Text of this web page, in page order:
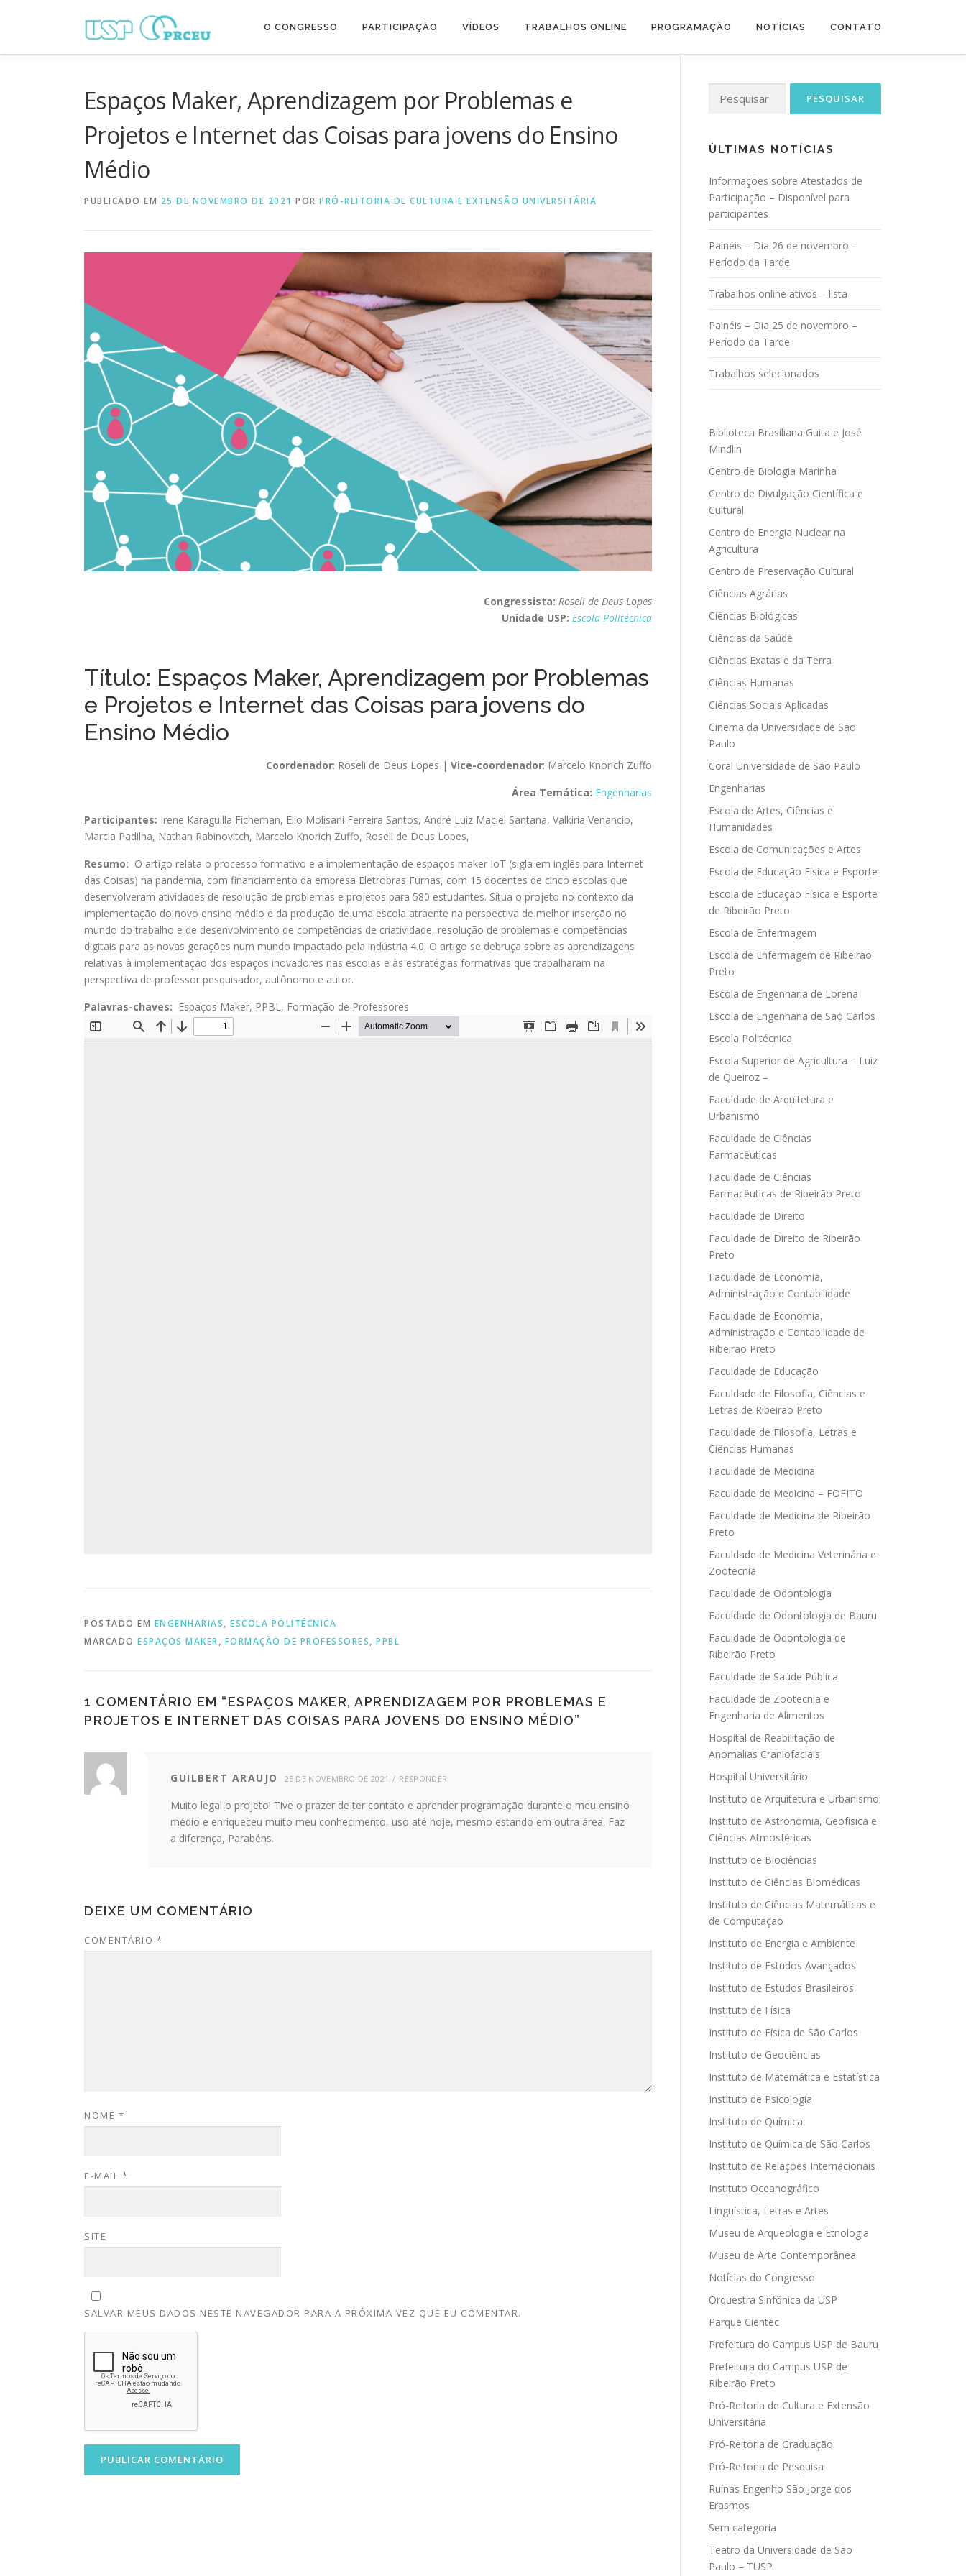
conteúdo
O CONGRESSO PARTICIPAÇÃO VÍDEOS TRABALHOS ONLINE PROGRAMAÇÃO NOTÍCIAS CONTATO
Espaços Maker, Aprendizagem por Problemas e
Projetos e Internet das Coisas para jovens do Ensino
Médio
PUBLICADO EM 25 DE NOVEMBRO DE 2021 POR PRÓ-REITORIA DE CULTURA E EXTENSÃO UNIVERSITÁRIA
Congressista: Roseli de Deus Lopes
Unidade USP: Escola Politécnica
Título: Espaços Maker, Aprendizagem por Problemas
e Projetos e Internet das Coisas para jovens do
Ensino Médio
Coordenador: Roseli de Deus Lopes | Vice-coordenador: Marcelo Knorich Zuffo
Área Temática: Engenharias
Participantes: Irene Karaguilla Ficheman, Elio Molisani Ferreira Santos, André Luiz Maciel Santana, Valkiria Venancio,
Marcia Padilha, Nathan Rabinovitch, Marcelo Knorich Zuffo, Roseli de Deus Lopes,
Resumo: O artigo relata o processo formativo e a implementação de espaços maker IoT (sigla em inglês para Internet
das Coisas) na pandemia, com financiamento da empresa Eletrobras Furnas, com 15 docentes de cinco escolas que
desenvolveram atividades de resolução de problemas e projetos para 580 estudantes. Situa o projeto no contexto da
implementação do novo ensino médio e da produção de uma escola atraente na perspectiva de melhor inserção no
mundo do trabalho e de desenvolvimento de competẽncias de criatividade, resolução de problemas e competências
digitais para as novas gerações num mundo impactado pela indústria 4.0. O artigo se debruça sobre as aprendizagens
relativas à implementação dos espaços inovadores nas escolas e às estratégias formativas que trabalharam na
perspectiva de professor pesquisador, autônomo e autor.
Palavras-chaves: Espaços Maker, PPBL, Formação de Professores
POSTADO EM ENGENHARIAS, ESCOLA POLITÉCNICA
MARCADO ESPAÇOS MAKER, FORMAÇÃO DE PROFESSORES, PPBL
1 COMENTÁRIO EM “ESPAÇOS MAKER, APRENDIZAGEM POR PROBLEMAS E
PROJETOS E INTERNET DAS COISAS PARA JOVENS DO ENSINO MÉDIO”
GUILBERT ARAUJO 25 DE NOVEMBRO DE 2021 RESPONDER
Muito legal o projeto! Tive o prazer de ter contato e aprender programação durante o meu ensino
médio e enriqueceu muito meu conhecimento, uso até hoje, mesmo estando em outra área. Faz
a diferença, Parabéns.
DEIXE UM COMENTÁRIO
COMENTÁRIO *
NOME *
E-MAIL *
SITE
SALVAR MEUS DADOS NESTE NAVEGADOR PARA A PRÓXIMA VEZ QUE EU COMENTAR.
por:
ÙLTIMAS NOTÍCIAS
Informações sobre Atestados de
Participação – Disponível para
participantes
Painéis – Dia 26 de novembro –
Período da Tarde
Trabalhos online ativos – lista
Painéis – Dia 25 de novembro –
Período da Tarde
Trabalhos selecionados
Biblioteca Brasiliana Guita e José
Mindlin
Centro de Biologia Marinha
Centro de Divulgação Científica e
Cultural
Centro de Energia Nuclear na
Agricultura
Centro de Preservação Cultural
Ciências Agrárias
Ciências Biológicas
Ciências da Saúde
Ciências Exatas e da Terra
Ciências Humanas
Ciências Sociais Aplicadas
Cinema da Universidade de São
Paulo
Coral Universidade de São Paulo
Engenharias
Escola de Artes, Ciências e
Humanidades
Escola de Comunicações e Artes
Escola de Educação Física e Esporte
Escola de Educação Física e Esporte
de Ribeirão Preto
Escola de Enfermagem
Escola de Enfermagem de Ribeirão
Preto
Escola de Engenharia de Lorena
Escola de Engenharia de São Carlos
Escola Politécnica
Escola Superior de Agricultura – Luiz
de Queiroz –
Faculdade de Arquitetura e
Urbanismo
Faculdade de Ciências
Farmacêuticas
Faculdade de Ciências
Farmacêuticas de Ribeirão Preto
Faculdade de Direito
Faculdade de Direito de Ribeirão
Preto
Faculdade de Economia,
Administração e Contabilidade
Faculdade de Economia,
Administração e Contabilidade de
Ribeirão Preto
Faculdade de Educação
Faculdade de Filosofia, Ciências e
Letras de Ribeirão Preto
Faculdade de Filosofia, Letras e
Ciências Humanas
Faculdade de Medicina
Faculdade de Medicina – FOFITO
Faculdade de Medicina de Ribeirão
Preto
Faculdade de Medicina Veterinária e
Zootecnia
Faculdade de Odontologia
Faculdade de Odontologia de Bauru
Faculdade de Odontologia de
Ribeirão Preto
Faculdade de Saúde Pública
Faculdade de Zootecnia e
Engenharia de Alimentos
Hospital de Reabilitação de
Anomalias Craniofaciais
Hospital Universitário
Instituto de Arquitetura e Urbanismo
Instituto de Astronomia, Geofísica e
Ciências Atmosféricas
Instituto de Biociências
Instituto de Ciências Biomédicas
Instituto de Ciências Matemáticas e
de Computação
Instituto de Energia e Ambiente
Instituto de Estudos Avançados
Instituto de Estudos Brasileiros
Instituto de Física
Instituto de Física de São Carlos
Instituto de Geociências
Instituto de Matemática e Estatística
Instituto de Psicologia
Instituto de Química
Instituto de Química de São Carlos
Instituto de Relações Internacionais
Instituto Oceanográfico
Linguística, Letras e Artes
Museu de Arqueologia e Etnologia
Museu de Arte Contemporânea
Notícias do Congresso
Orquestra Sinfônica da USP
Parque Cientec
Prefeitura do Campus USP de Bauru
Prefeitura do Campus USP de
Ribeirão Preto
Pró-Reitoria de Cultura e Extensão
Universitária
Pró-Reitoria de Graduação
Pró-Reitoria de Pesquisa
Ruínas Engenho São Jorge dos
Erasmos
Sem categoria
Teatro da Universidade de São
Paulo – TUSP